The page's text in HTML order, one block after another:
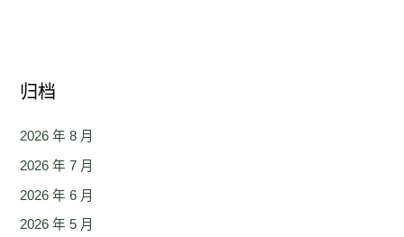
归档
2026 年 8 月
2026 年 7 月
2026 年 6 月
2026 年 5 月